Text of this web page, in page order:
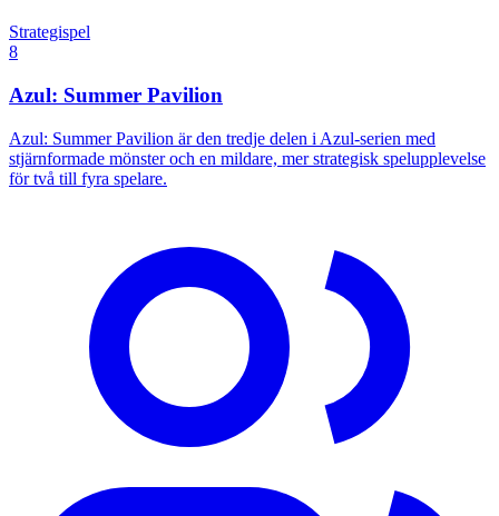
Strategispel
8
Azul: Summer Pavilion
Azul: Summer Pavilion är den tredje delen i Azul-serien med
stjärnformade mönster och en mildare, mer strategisk spelupplevelse
för två till fyra spelare.